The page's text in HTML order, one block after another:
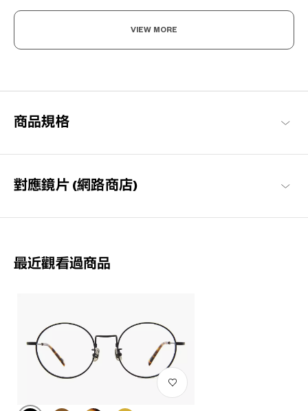
框經過精心設計，防滑且舒適貼合，長時間使用也不會感到疲勞，
VIEW MORE
商品規格
對應鏡片 (網路商店)
最近觀看過商品